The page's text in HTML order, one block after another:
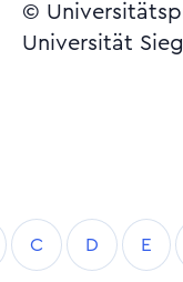
©
Universität
C D E